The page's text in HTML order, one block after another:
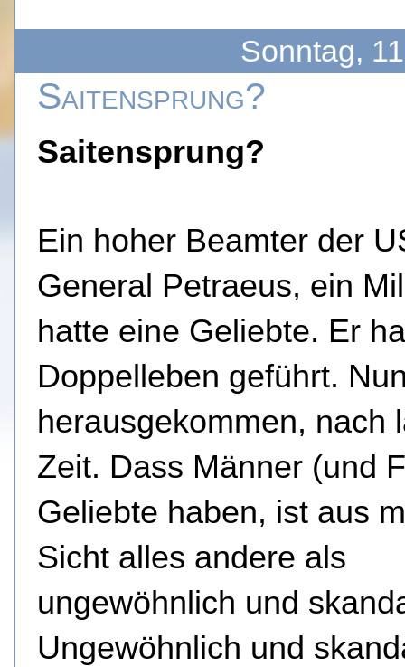
Sonntag,
Saitensprung?
Saitensprung?
Ein hoher Beamter der
General Petraeus, ein
hatte eine Geliebte. Er
Doppelleben geführt.
herausgekommen, nach
Zeit. Dass Männer (und
Geliebte haben, ist aus
Sicht alles andere als
ungewöhnlich und
Ungewöhnlich und